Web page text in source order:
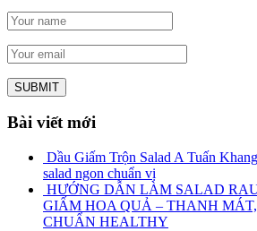
Bài viết mới
Dầu Giấm Trộn Salad A Tuấn
salad ngon chuẩn vị
HƯỚNG DẪN LÀM SALAD
GIẤM HOA QUẢ – THANH
CHUẨN HEALTHY